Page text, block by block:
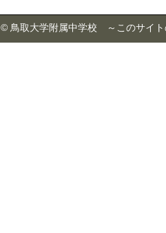
鳥取大学附属中学校 ～このサイト